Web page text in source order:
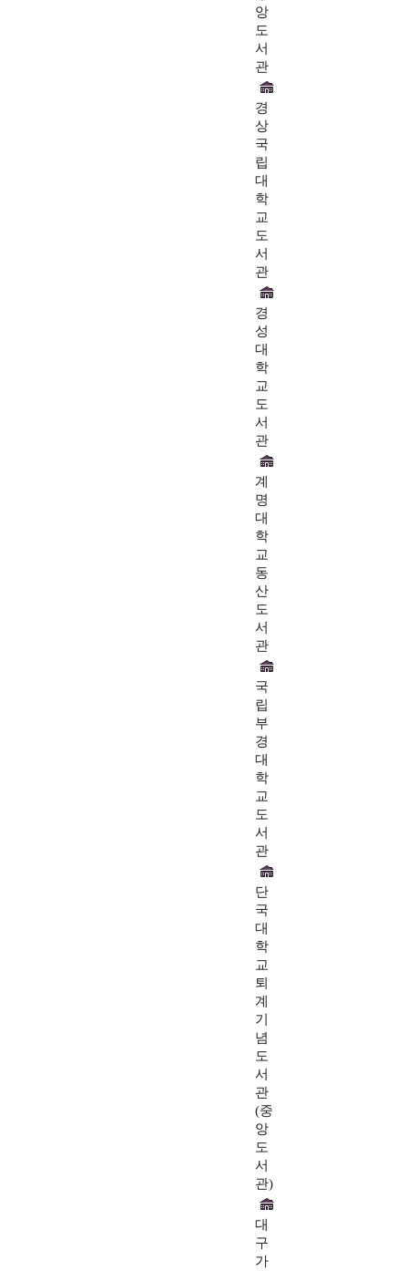
앙
도
서
관
경
상
국
립
대
학
교
도
서
관
경
성
대
학
교
도
서
관
계
명
대
학
교
동
산
도
서
관
국
립
부
경
대
학
교
도
서
관
단
국
대
학
교
퇴
계
기
념
도
서
관
(중
앙
도
서
관)
대
구
가